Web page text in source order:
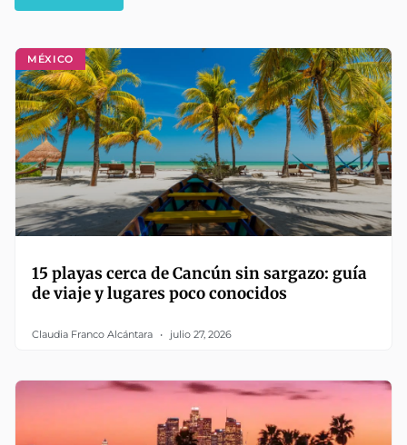
MÉXICO
15 playas cerca de Cancún sin sargazo: guía
de viaje y lugares poco conocidos
Claudia Franco Alcántara julio 27, 2026